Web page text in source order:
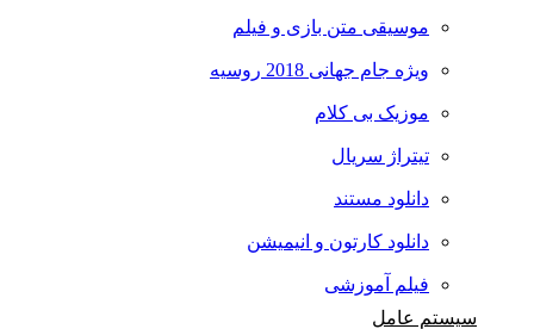
موسیقی متن بازی و فیلم
ویژه جام جهانی 2018 روسیه
موزیک بی کلام
تیتراژ سریال
دانلود مستند
دانلود کارتون و انیمیشن
فیلم آموزشی
سیستم عامل